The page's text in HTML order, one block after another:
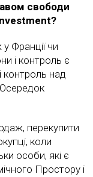
свободи
Франції чи
і контроль є
контроль над
перекупити
коли
особи, які є
Простору і